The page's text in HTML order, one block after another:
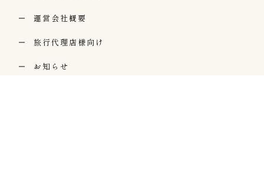
運営会社概要
旅行代理店様向け
お知らせ